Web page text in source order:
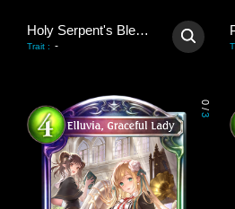
Holy Serpent's Blessing
Trait : -
0
/
3